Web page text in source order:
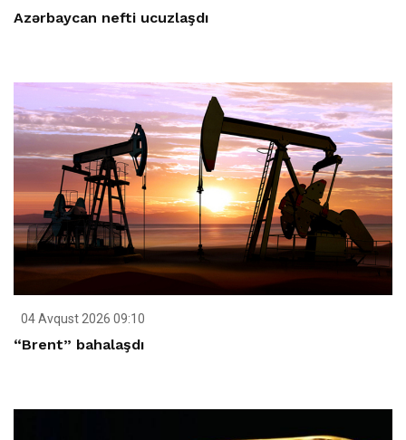
Azərbaycan nefti ucuzlaşdı
04 Avqust 2026 09:10
“Brent” bahalaşdı